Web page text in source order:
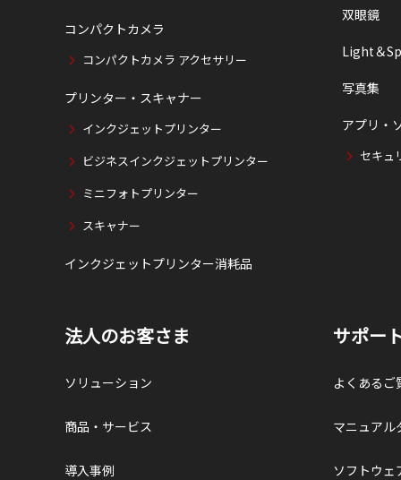
コンパクトカメラ
コンパクトカメラ アクセサリー
プリンター・スキャナー
インクジェットプリンター
ビジネスインクジェットプリンター
ミニフォトプリンター
スキャナー
インクジェットプリンター消耗品
双眼鏡
Light＆
写真集
アプリ・
セキュ
法人のお客さま
ソリューション
商品・サービス
導入事例
サポー
よくあるご
マニュアル
ソフトウェ